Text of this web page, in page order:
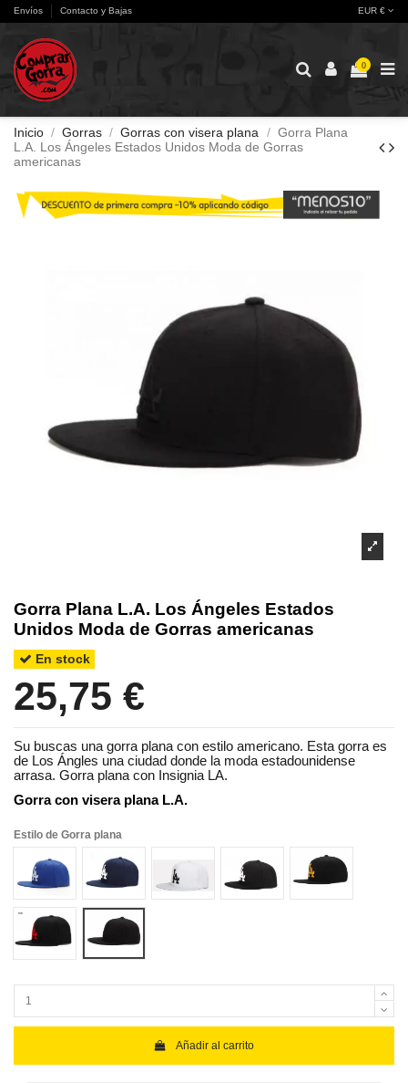
Envíos Contacto y Bajas EUR €
0
Inicio Gorras Gorras con visera plana
Gorra Plana
L.A. Los Ángeles Estados Unidos Moda de Gorras
americanas
Gorra Plana L.A. Los Ángeles Estados
Unidos Moda de Gorras americanas
En stock
25,75 €
Su buscas una gorra plana con estilo americano. Esta gorra es
de Los Ángles una ciudad donde la moda estadounidense
arrasa. Gorra plana con Insignia LA.
Gorra con visera plana L.A.
Estilo de Gorra plana
gorra azul logo blanco 5gorra azul oscura logo blanco
Gorra blanca logo negro 5gorra negra logo blanco 5
gorra negra logo
gorra negra logo rojogorra negra logo negro
Añadir al carrito